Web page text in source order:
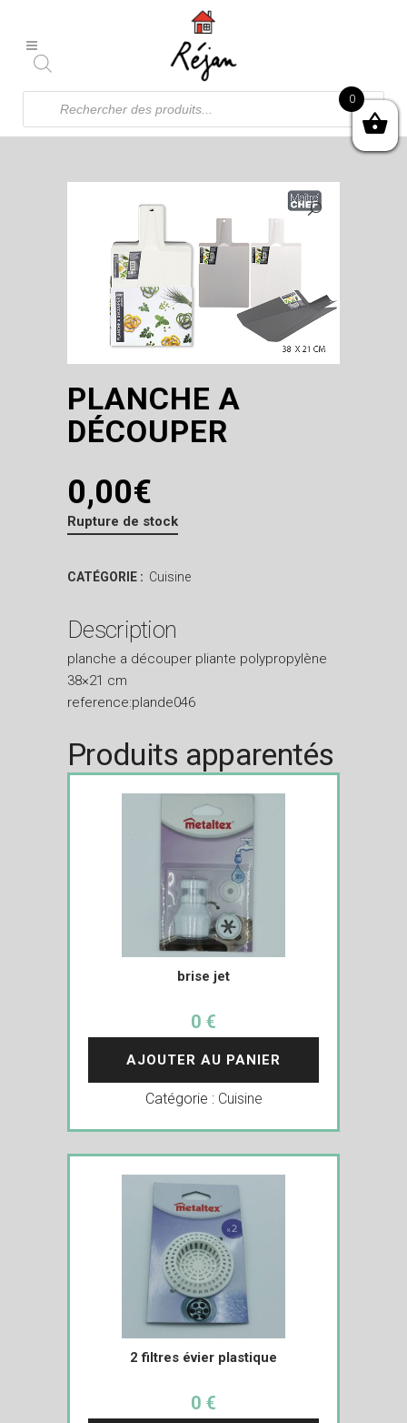
Recherche
produits
PLANCHE A
DÉCOUPER
0,00€
Rupture de stock
CATÉGORIE : Cuisine
Description
planche a découper pliante polypropylène
38×21 cm
reference:plande046
Produits apparentés
brise jet
0 €
AJOUTER AU PANIER
Catégorie : Cuisine
2 filtres évier plastique
0 €
0